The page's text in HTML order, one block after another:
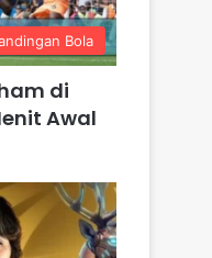
Bola
di
Awal